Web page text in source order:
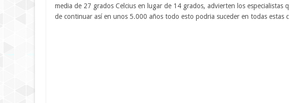
media de 27 grados Celcius en lugar de 14 grados, advierten los especialistas
de continuar así en unos 5.000 años todo esto podria suceder en todas estas